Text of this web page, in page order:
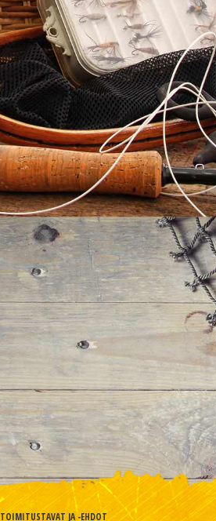
TOIMITUSTAVAT JA -EHDOT